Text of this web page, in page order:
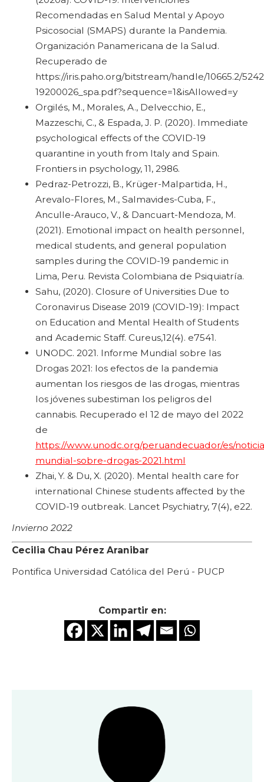
Recomendadas en Salud Mental y Apoyo
Psicosocial (SMAPS) durante la Pandemia.
Organización Panamericana de la Salud.
Recuperado de
https://iris.paho.org/bitstream/handle/10665.2/
19200026_spa.pdf?sequence=1&isAllowed=y
Orgilés, M., Morales, A., Delvecchio, E.,
Mazzeschi, C., & Espada, J. P. (2020). Immediate
psychological effects of the COVID-19
quarantine in youth from Italy and Spain.
Frontiers in psychology, 11, 2986.
Pedraz-Petrozzi, B., Krüger-Malpartida, H.,
Arevalo-Flores, M., Salmavides-Cuba, F.,
Anculle-Arauco, V., & Dancuart-Mendoza, M.
(2021). Emotional impact on health personnel,
medical students, and general population
samples during the COVID-19 pandemic in
Lima, Peru. Revista Colombiana de Psiquiatría.
Sahu, (2020). Closure of Universities Due to
Coronavirus Disease 2019 (COVID-19): Impact
on Education and Mental Health of Students
and Academic Staff. Cureus,12(4). e7541.
UNODC. 2021. Informe Mundial sobre las
Drogas 2021: los efectos de la pandemia
aumentan los riesgos de las drogas, mientras
los jóvenes subestiman los peligros del
cannabis. Recuperado el 12 de mayo del 2022
de
https://www.unodc.org/peruandecuador/es/
mundial-sobre-drogas-2021.html
Zhai, Y. & Du, X. (2020). Mental health care for
international Chinese students affected by the
COVID-19 outbreak. Lancet Psychiatry, 7(4), e22.
Invierno 2022
Cecilia Chau Pérez Aranibar
Pontifica Universidad Católica del Perú - PUCP
Compartir en: